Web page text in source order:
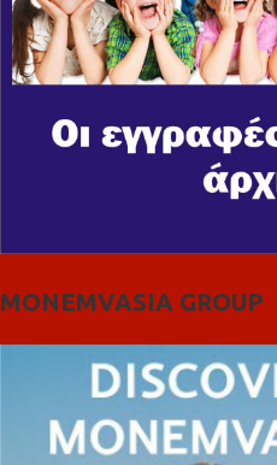
MONEMVASIA GROUP